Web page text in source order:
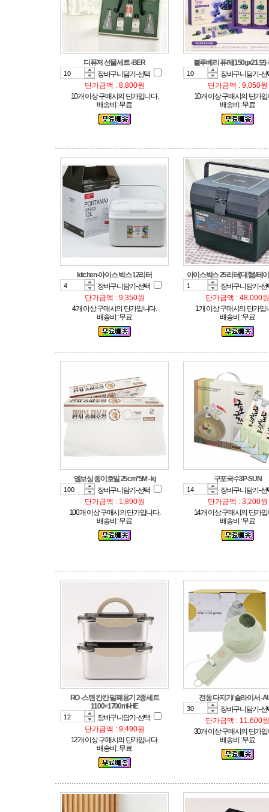
디퓨저 선물세트 -BER
장바구니담기-선택
단가금액 : 8,800원
10개 이상 구매시의 단가입니다.
배송비 : 무료
블루베리 퓨레(150gx21포)
장바구니담기-
단가금액 : 9,050원
10개 이상 구매시의 단가입
배송비 : 무료
kitchen-아이스 박스 12리터
장바구니담기-선택
단가금액 : 9,350원
4개 이상 구매시의 단가입니다.
배송비 : 무료
아이스박스 25리터(대형)/테
장바구니담기-
단가금액 : 48,000원
1개 이상 구매시의 단가입
배송비 : 무료
엠보싱 종이호일 25cm*5M - kj
장바구니담기-선택
단가금액 : 1,890원
100개 이상 구매시의 단가입니다.
배송비 : 무료
구포국수3P-SUN
장바구니담기-
단가금액 : 3,200원
14개 이상 구매시의 단가입
배송비 : 무료
1100+1700ml-HE
장바구니담기-선택
단가금액 : 9,490원
12개 이상 구매시의 단가입니다.
배송비 : 무료
전동 다지기/ 슬라이서 -
장바구니담기-
단가금액 : 11,600원
30개 이상 구매시의 단가입
배송비 : 무료